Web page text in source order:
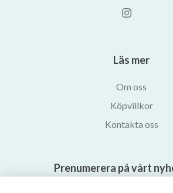
Läs mer
Om oss
Köpvillkor
Kontakta oss
Prenumerera på vårt